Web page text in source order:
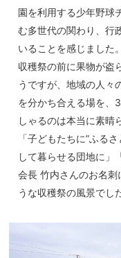
園を利用する少年野球
む多世代の関わり、行
いることを感じました。
収穫祭の前に果物が盗
うですが、地域の人々
を分かち合える場を、
しゃるのは本当に素晴
「子どもたちに”ふる
して暮らせる団地に」
会長 竹内さんのお名刺
うな収穫祭の風景でし